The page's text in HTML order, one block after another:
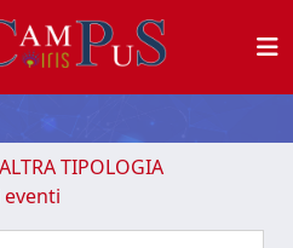
TIPOLOGIA